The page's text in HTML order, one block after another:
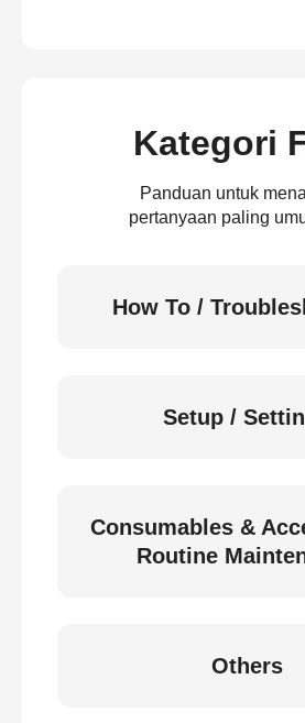
Kategori
Panduan untuk
pertanyaan paling
How To /
Setup /
Consumables &
Routine
Others